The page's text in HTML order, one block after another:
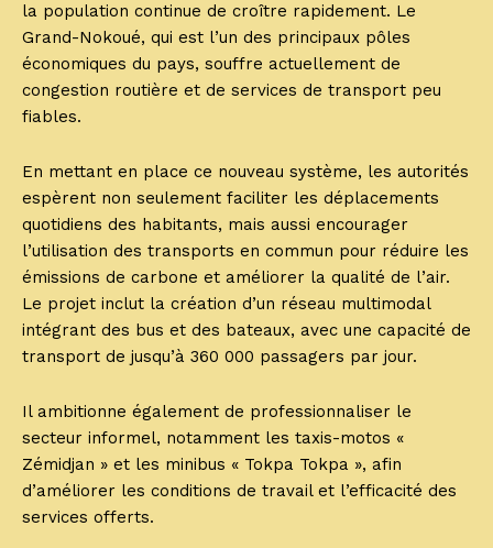
la population continue de croître rapidement. Le
Grand-Nokoué, qui est l’un des principaux pôles
économiques du pays, souffre actuellement de
congestion routière et de services de transport peu
fiables.
En mettant en place ce nouveau système, les autorités
espèrent non seulement faciliter les déplacements
quotidiens des habitants, mais aussi encourager
l’utilisation des transports en commun pour réduire les
émissions de carbone et améliorer la qualité de l’air.
Le projet inclut la création d’un réseau multimodal
intégrant des bus et des bateaux, avec une capacité de
transport de jusqu’à 360 000 passagers par jour.
Il ambitionne également de professionnaliser le
secteur informel, notamment les taxis-motos «
Zémidjan » et les minibus « Tokpa Tokpa », afin
d’améliorer les conditions de travail et l’efficacité des
services offerts.